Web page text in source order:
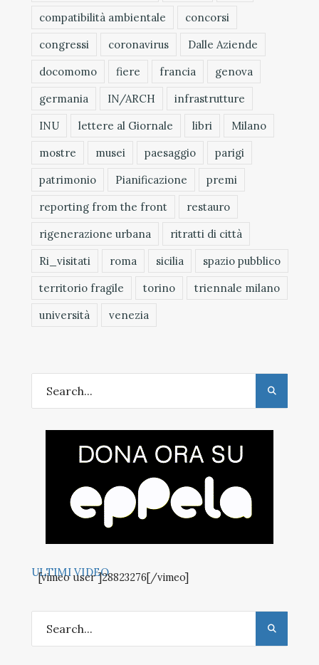
compatibilità ambientale
concorsi
congressi
coronavirus
Dalle Aziende
docomomo
fiere francia
genova
germania
IN/ARCH
infrastrutture
INU
lettere al Giornale libri
Milano
mostre
musei paesaggio
parigi
patrimonio
Pianificazione
premi
reporting from the front
restauro
rigenerazione urbana
ritratti di città
Ri_visitati
roma sicilia
spazio pubblico
territorio fragile
torino
triennale milano
università
venezia
ULTIMI VIDEO
[vimeo user ]28823276[/vimeo]